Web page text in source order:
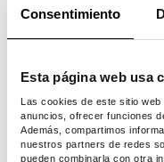
Consentimiento
Esta página web usa
Las cookies de este sitio
anuncios, ofrecer funciones
Además, compartimos
nuestros partners de redes
pueden combinarla con otra
Necesitas
atractivo y